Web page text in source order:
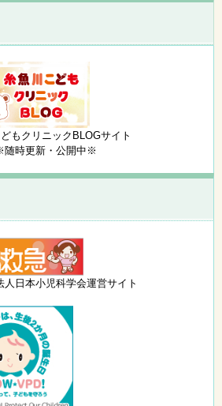
もクリニックBLOGサイト
随時更新・公開中※
人日本小児科学会運営サイト